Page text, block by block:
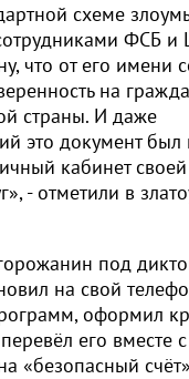
схеме
ФСБ и
что от его имени
на
страны. И даже
это документ был
кабинет
- отметили в
под
на свой
оформил
его вместе
«безопасный